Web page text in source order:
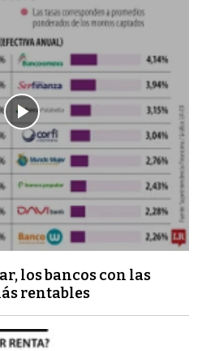
los bancos con las
rentables